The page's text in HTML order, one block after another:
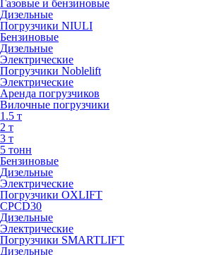
Газовые и бензиновые
Дизельные
Погрузчики NIULI
Бензиновые
Дизельные
Электрические
Погрузчики Noblelift
Электрические
Аренда погрузчиков
Вилочные погрузчики
1.5 т
2 т
3 т
5 тонн
Бензиновые
Дизельные
Электрические
Погрузчики OXLIFT
CPCD30
Дизельные
Электрические
Погрузчики SMARTLIFT
Дизельные